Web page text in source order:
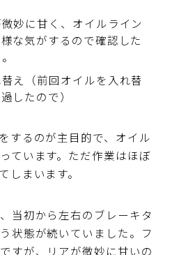
妙に甘く、オイルライン
な気がするので確認した
え（前回オイルを入れ替
したので）
するのが主目的で、オイル
ています。ただ作業はほぼ
しまいます。
当初から左右のブレーキタ
状態が続いていました。フ
すが、リアが微妙に甘いの